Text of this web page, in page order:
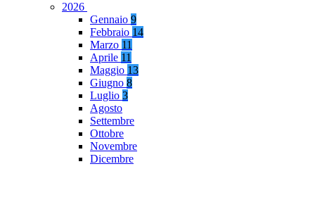
2026
Gennaio 9
Febbraio 14
Marzo 11
Aprile 11
Maggio 13
Giugno 8
Luglio 3
Agosto
Settembre
Ottobre
Novembre
Dicembre